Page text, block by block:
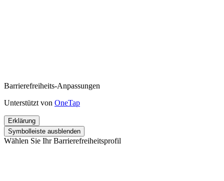
Barrierefreiheits-Anpassungen
Unterstützt von OneTap
Erklärung
Symbolleiste ausblenden
Wählen Sie Ihr Barrierefreiheitsprofil